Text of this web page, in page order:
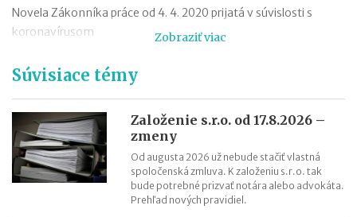
Novela Zákonníka práce od 4. 4. 2020 prijatá v súvislosti s
koronavírusom
Dohoda o skončení pracovného pomeru - vzor
Výpoveď z organizačných dôvodov
Zámenná zmluva a jej vzor
Zákon o mimoriadnych opatreniach v justícii v súvislosti so
šírením koronavírusu
Zobraziť viac
Súvisiace témy
Založenie s.r.o. od 17.8.2026 –
zmeny
Od augusta 2026 už nebude stačiť vlastná
spoločenská zmluva. K založeniu s.r.o. tak
bude potrebné prizvať notára alebo advokáta.
Prehľad nových pravidiel.